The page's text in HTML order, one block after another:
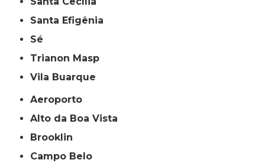
Santa Efigênia
Sé
Trianon Masp
Vila Buarque
Aeroporto
Alto da Boa Vista
Brooklin
Campo Belo